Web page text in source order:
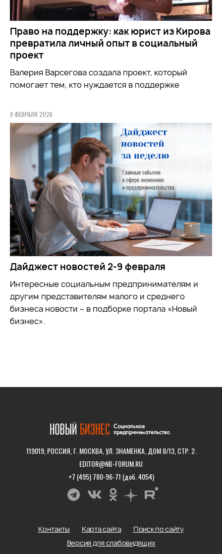
Право на поддержку: как юрист из Кирова
превратила личный опыт в социальный
проект
Валерия Варсегова создала проект, который
помогает тем, кто нуждается в поддержке
9 ФЕВРАЛЯ 2026
Дайджест новостей 2-9 февраля
Интересные социальным предпринимателям и
другим представителям малого и среднего
бизнеса новости – в подборке портала «Новый
бизнес».
119019, РОССИЯ, Г. МОСКВА, УЛ. ЗНАМЕНКА, ДОМ 8/13, СТР. 2.
EDITOR@NB-FORUM.RU
+7 (495) 780-96-71 (доб. 4054)
Контакты Карта сайта
Поиск по сайту
Версия для слабовидящих